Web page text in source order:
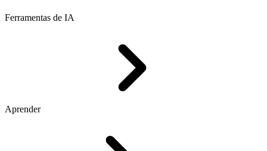
Ferramentas de IA
Aprender